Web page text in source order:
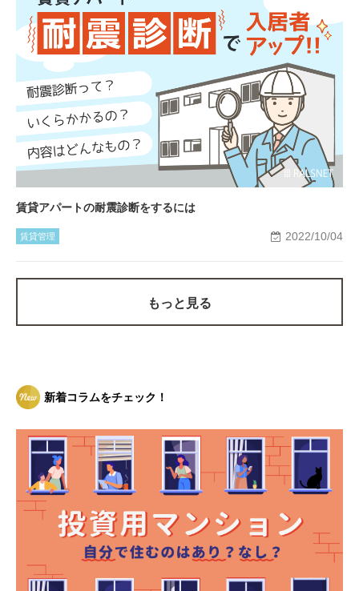
賃貸管理 2022/10/04
賃貸アパートの耐震診断をするには
もっと見る
新着コラムをチェック！